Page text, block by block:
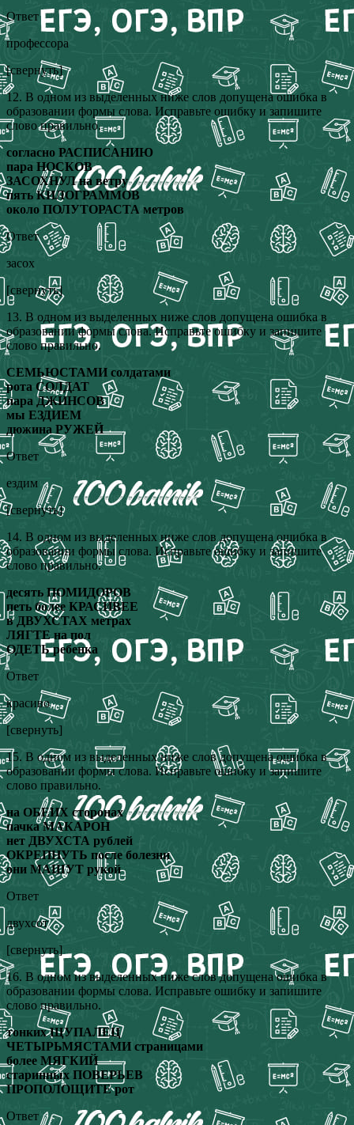
Ответ
профессора
[свернуть]
12. В одном из выделенных ниже слов допущена ошибка в
образовании формы слова. Исправьте ошибку и запишите
слово правильно.
согласно РАСПИСАНИЮ
пара НОСКОВ
ЗАСОХНУЛ на ветру
пять КИЛОГРАММОВ
около ПОЛУТОРАСТА метров
Ответ
засох
[свернуть]
13. В одном из выделенных ниже слов допущена ошибка в
образовании формы слова. Исправьте ошибку и запишите
слово правильно.
СЕМЬЮСТАМИ солдатами
рота СОЛДАТ
пара ДЖИНСОВ
мы ЕЗДИЕМ
дюжина РУЖЕЙ
Ответ
ездим
[свернуть]
14. В одном из выделенных ниже слов допущена ошибка в
образовании формы слова. Исправьте ошибку и запишите
слово правильно.
десять ПОМИДОРОВ
петь более КРАСИВЕЕ
в ДВУХСТАХ метрах
ЛЯГТЕ на пол
ОДЕТЬ ребенка
Ответ
красиво
[свернуть]
15. В одном из выделенных ниже слов допущена ошибка в
образовании формы слова. Исправьте ошибку и запишите
слово правильно.
на ОБЕИХ сторонах
пачка МАКАРОН
нет ДВУХСТА рублей
ОКРЕПНУТЬ после болезни
они МАШУТ рукой
Ответ
двухсот
[свернуть]
16. В одном из выделенных ниже слов допущена ошибка в
образовании формы слова. Исправьте ошибку и запишите
слово правильно.
тонких ЩУПАЛЕЦ
ЧЕТЫРЬМЯСТАМИ страницами
более МЯГКИЙ
старинных ПОВЕРЬЕВ
ПРОПОЛОЩИТЕ рот
Ответ